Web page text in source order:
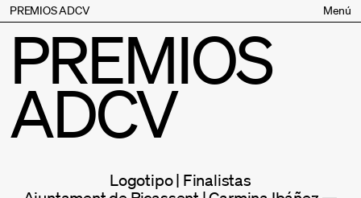
PREMIOS ADCV
Bases
Jurado
Inscripción
Palmarés
Premios especiales
Supporters
Menú
PREMIOS
ADCV
Logotipo | Finalistas